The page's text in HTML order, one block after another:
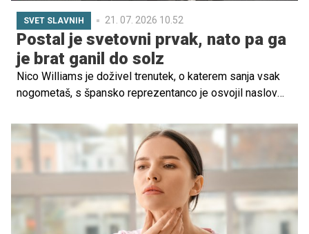
SVET SLAVNIH 21. 07. 2026 10.52
Postal je svetovni prvak, nato pa ga
je brat ganil do solz
Nico Williams je doživel trenutek, o katerem sanja vsak
nogometaš, s špansko reprezentanco je osvojil naslov
najbolj ganil pokal v rokah, temveč sporočilo njegovega
starejšega brata Iñakija Williamsa.